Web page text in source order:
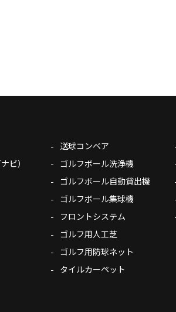
ビ）
送球コンベア
ゴルフボール洗浄機
ゴルフボール自動貸出機
ゴルフボール集球機
フロントシステム
ゴルフ用人工芝
ゴルフ用防球ネット
タイルカーペット